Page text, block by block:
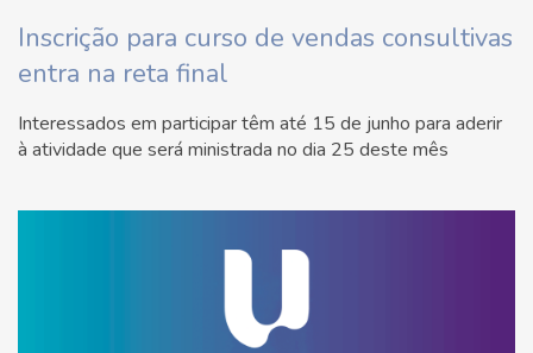
Inscrição para curso de vendas consultivas
entra na reta final
Interessados em participar têm até 15 de junho para aderir
à atividade que será ministrada no dia 25 deste mês